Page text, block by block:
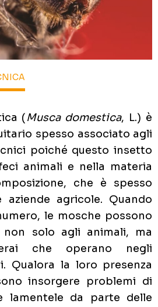
(Musca domestica, L.) è
spesso associato agli
poiché questo insetto
animali e nella materia
che è spesso
aziende agricole. Quando
le mosche possono
non solo agli animali, ma
che operano negli
Qualora la loro presenza
insorgere problemi di
lamentele da parte delle